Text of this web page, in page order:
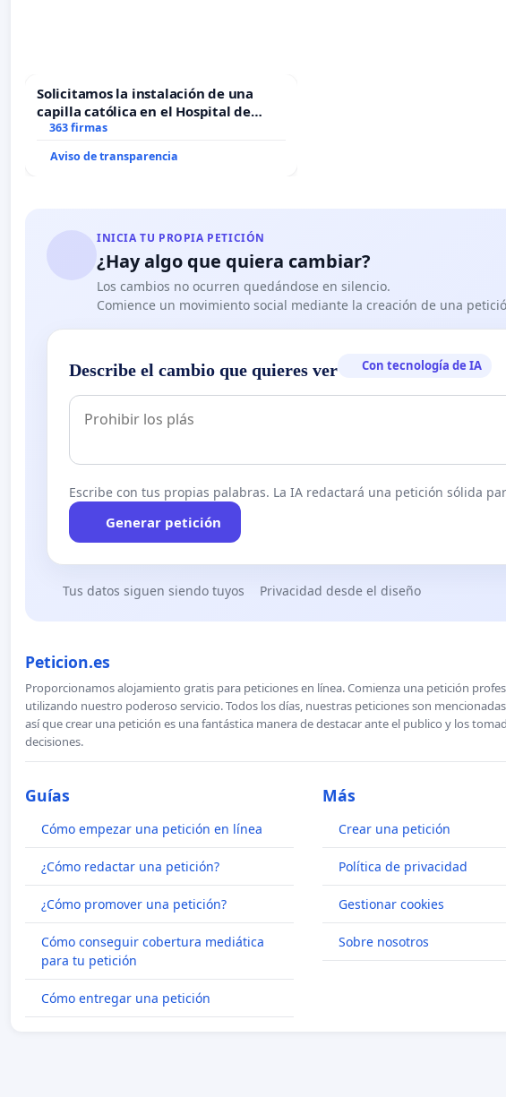
Solicitamos la instalación de una
capilla católica en el Hospital de
Alcañiz
363 firmas
Aviso de transparencia
INICIA TU PROPIA PETICIÓN
¿Hay algo que quiera cambiar?
Los cambios no ocurren quedándose en silencio.
Comience un movimiento social mediante la creación de una
Describe el cambio que quieres ver Con tecnología de IA
Escribe con tus propias palabras. La IA redactará una petición sólida
Generar petición
Tus datos siguen siendo tuyos Privacidad desde el diseño
Peticion.es
Proporcionamos alojamiento gratis para peticiones en línea. Comienza una petición
utilizando nuestro poderoso servicio. Todos los días, nuestras peticiones son
así que crear una petición es una fantástica manera de destacar ante el publico y los
decisiones.
Guías
Cómo empezar una petición en línea
¿Cómo redactar una petición?
¿Cómo promover una petición?
Cómo conseguir cobertura mediática
para tu petición
Cómo entregar una petición
Más
Crear una petición
Política de privacidad
Gestionar cookies
Sobre nosotros